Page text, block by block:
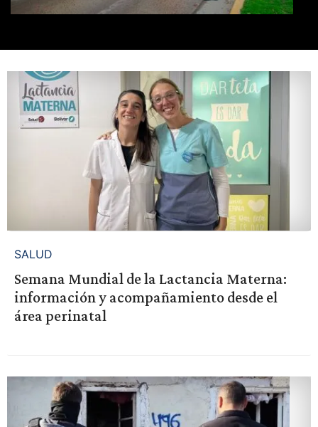
SALUD
Semana Mundial de la Lactancia Materna:
información y acompañamiento desde el
área perinatal